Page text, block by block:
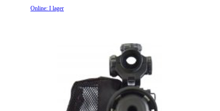
Online: I lager